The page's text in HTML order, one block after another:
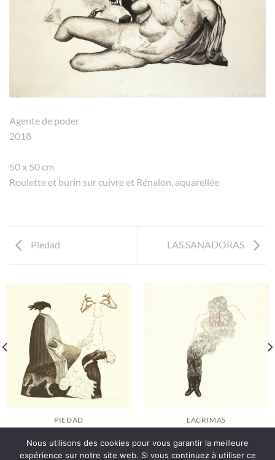
Agente de poder
2018
50 x 50 cm
Roulette et burin sur cuivre et Rénalon, aquarellée
Piedad LAS SANADORAS
PIEDAD LACRIMAS
Nous utilisons des cookies pour vous garantir la meilleure
expérience sur notre site web. Si vous continuez à utiliser ce